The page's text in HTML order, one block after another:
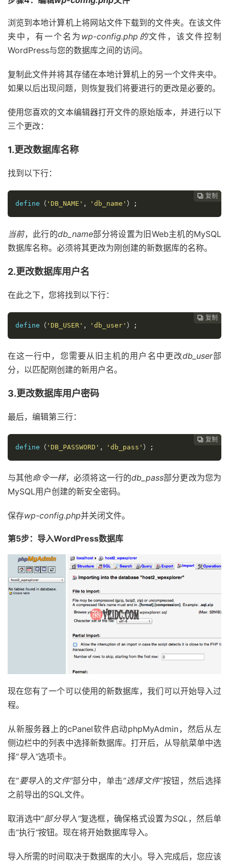
浏览到本地计算机上将网站文件下载到的文件夹。在该文件
夹中，有一个名为 wp-config.php的文件，该文件控制
WordPress与您的数据库之间的访问。
复制此文件并将其存储在本地计算机上的另一个文件夹中。
如果以后出现问题，则恢复我们将要进行的更改是必要的。
使用您喜欢的文本编辑器打开文件的原始版本，并进行以下
三个更改：
1.更改数据库名称
找到以下行：
 复制
 复制
 复制
 复制
 复制
define （ 'DB_NAME' ， 'db_name' ）;
当前，此行的db_name部分将设置为旧Web主机的MySQL
数据库名称。必须将其更改为刚创建的新数据库的名称。
2.更改数据库用户名
在此之下，您将找到以下行：
 复制
 复制
 复制
 复制
define （ 'DB_USER' ， 'db_user' ）;
在这一行中，您需要从旧主机的用户名中更改db_user部
分，以匹配刚创建的新用户名。
3.更改数据库用户密码
最后，编辑第三行：
 复制
 复制
 复制
define （ 'DB_PASSWORD' ， 'db_pass' ）;
与其他命令一样，必须将这一行的db_pass部分更改为您为
MySQL用户创建的新安全密码。
保存wp-config.php并关闭文件。
第5步：导入WordPress数据库
现在您有了一个可以使用的新数据库，我们可以开始导入过
程。
从新服务器上的cPanel软件启动phpMyAdmin，然后从左
侧边栏中的列表中选择新数据库。打开后，从导航菜单中选
择“导入”选项卡。
在“要导入的 文件”部分中，单击“选择文件”按钮，然后选择
之前导出的SQL文件。
取消选中“部分导入”复选框，确保格式设置为SQL，然后单
击“执行”按钮。现在将开始数据库导入。
导入所需的时间取决于数据库的大小。导入完成后，您应该